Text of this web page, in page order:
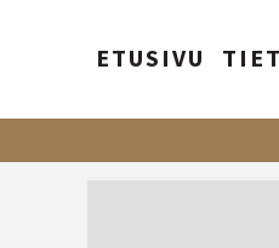
ETUSIVU